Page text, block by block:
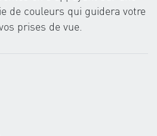
de couleurs qui guidera votre
prises de vue.